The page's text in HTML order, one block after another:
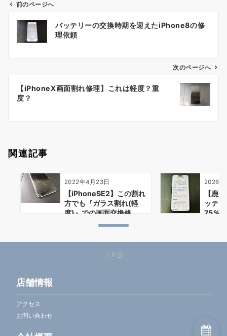
ン
前のページへ
バッテリーの交換時期を迎えたiPhone8の修
理依頼
次のページへ
【iPhoneX画面割れ修理】これは軽度？重
度？
関連記事
2022年4月23日
【iPhoneSE2】この割れ
方でも『ガラス割れ(軽
度)』での画面交換修…
2026
【鹿
ッテ
75％
店舗情報
アクセス
お問い合わせ